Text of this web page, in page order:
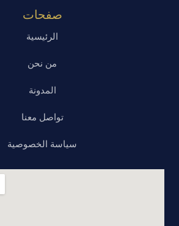
صفحات
الرئيسية
من نحن
المدونة
تواصل معنا
سياسة الخصوصية